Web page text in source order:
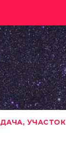
ДАЧА, УЧАСТОК